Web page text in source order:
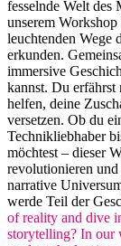
fesselnde Welt des
unserem
leuchtenden Wege
erkunden.
immersive
kannst. Du erfährst
helfen, deine
versetzen. Ob du
Technikliebhaber
möchtest – dieser
revolutionieren
narrative
werde Teil der
of reality and dive
storytelling? In our